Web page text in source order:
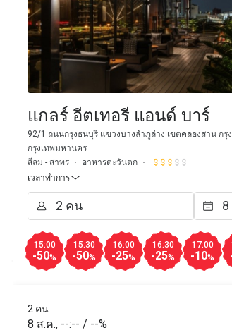
แกลร์ อีตเทอรี แอนด์ บาร์
92/1 ถนนกรุงธนบุรี แขวงบางลำภูล่าง เขตคลองสาน กรุ
กรุงเทพมหานคร
สีลม - สาทร
อาหารตะวันตก
เวลาทำการ
15:00
-50%
15:30
-50%
16:00
-25%
16:30
-25%
17:00
-10%
2 คน
8 ส.ค., --:-- / --%